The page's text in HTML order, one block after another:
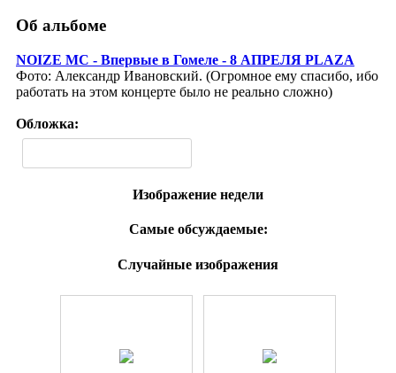
Об альбоме
NOIZE MC - Впервые в Гомеле - 8 АПРЕЛЯ PLAZA
Фото: Александр Ивановский. (Огромное ему спасибо, ибо
работать на этом концерте было не реально сложно)
Обложка:
Изображение недели
Самые обсуждаемые:
Случайные изображения